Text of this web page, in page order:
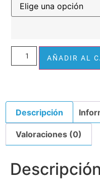
AÑADIR AL
Descripción
Valoraciones (0)
Descripción